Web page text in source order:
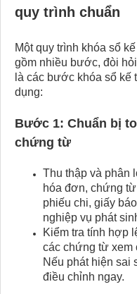
quy trình chuẩn
Một quy trình khóa sổ
gồm nhiều bước, đòi
là các bước khóa sổ kế
dụng:
Bước 1: Chuẩn bị
chứng từ
Thu thập và phân
hóa đơn, chứng
phiếu chi, giấy
nghiệp vụ phát
Kiểm tra tính hợp
các chứng từ xem
Nếu phát hiện sai
điều chỉnh ngay.